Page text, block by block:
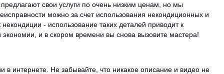
свои услуги по очень низким ценам, но мы
можно за счет использования некондиционных и
- использование таких деталей приводит к
и в скором времени вы снова вызовите мастера!
в интернете. Не забывайте, что никакое описание и видео не